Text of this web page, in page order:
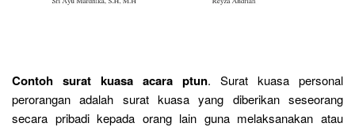
Contoh surat kuasa acara ptun. Surat kuasa personal
perorangan adalah surat kuasa yang diberikan seseorang
secara pribadi kepada orang lain guna melaksanakan atau